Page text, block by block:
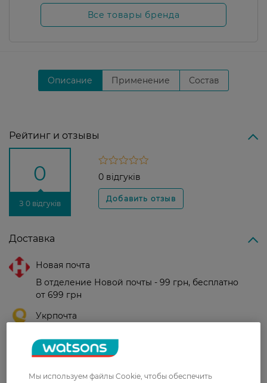
Все товары бренда
Описание Применение Состав
Рейтинг и отзывы
0
З 0 відгуків
0 відгуків
Доставка
Новая почта
В отделение Новой почты - 99 грн, бесплатно
от 699 грн
Укрпочта
доставка от – 599 грн
Мы используем файлы Cookie, чтобы обеспечить